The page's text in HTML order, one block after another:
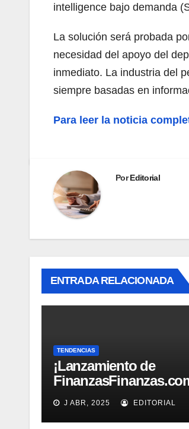
intelligence bajo demanda
La solución será probada
necesidad del apoyo del
inmediato. La industria del
siempre basadas en
Para leer la noticia
PorEditorial
ENTRADA RELACIONADA
TENDENCIAS
¡Lanzamiento de
nueva fuente confiable
educación financiera
J ABR, 2025 EDITORIAL